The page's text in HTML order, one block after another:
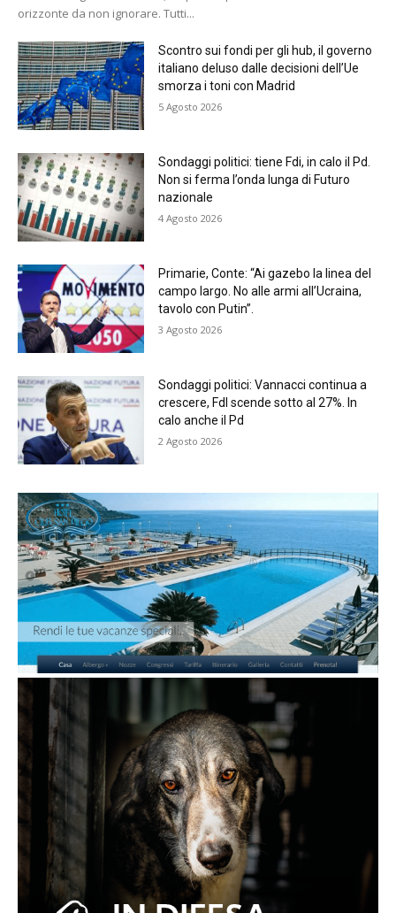
orizzonte da non ignorare. Tutti...
Scontro sui fondi per gli hub, il governo
italiano deluso dalle decisioni dell’Ue
smorza i toni con Madrid
5 Agosto 2026
Sondaggi politici: tiene Fdi, in calo il Pd.
Non si ferma l’onda lunga di Futuro
nazionale
4 Agosto 2026
Primarie, Conte: “Ai gazebo la linea del
campo largo. No alle armi all’Ucraina,
tavolo con Putin”.
3 Agosto 2026
Sondaggi politici: Vannacci continua a
crescere, FdI scende sotto al 27%. In
calo anche il Pd
2 Agosto 2026